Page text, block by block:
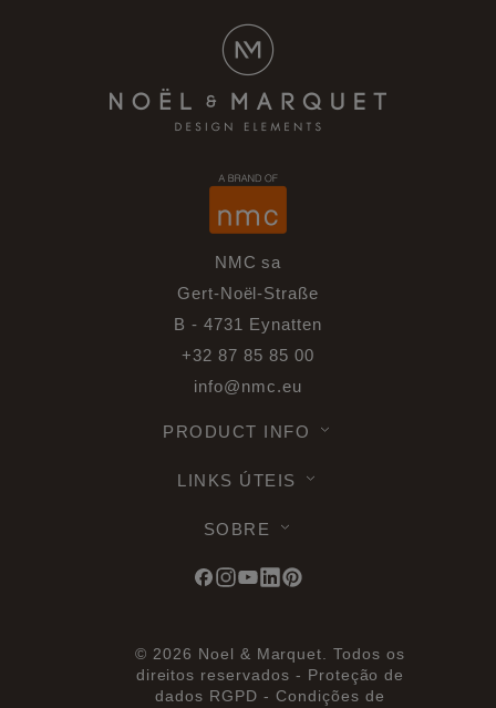
NMC sa
Gert-Noël-Straße
B - 4731 Eynatten
+32 87 85 85 00
info@nmc.eu
PRODUCT INFO
LINKS ÚTEIS
SOBRE
© 2026 Noel & Marquet. Todos os
direitos reservados - Proteção de
dados RGPD - Condições de